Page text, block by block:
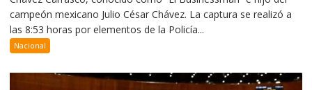
campeón mexicano Julio César Chávez. La captura se realizó a
las 8:53 horas por elementos de la Policía...
Nacional